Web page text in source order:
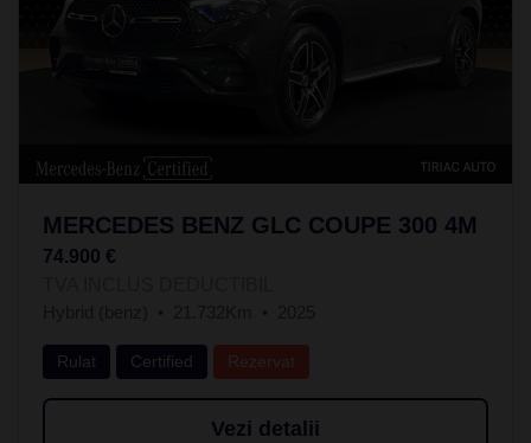
MERCEDES BENZ GLC COUPE 300 4M
74.900 €
Rulat Certified Rezervat
Vezi detalii